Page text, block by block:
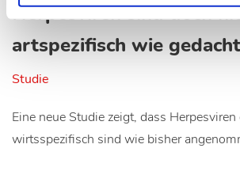
Herpesviren sind doch
artspezifisch wie gedacht
Studie
Eine neue Studie zeigt, dass
wirtsspezifisch sind wie bisher